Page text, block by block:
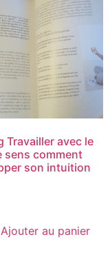
Travailler avec le
sens comment
son intuition
Ajouter au panier